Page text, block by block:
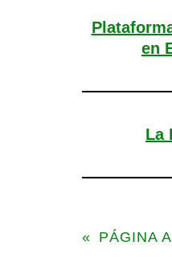
en
La
« PÁGINA